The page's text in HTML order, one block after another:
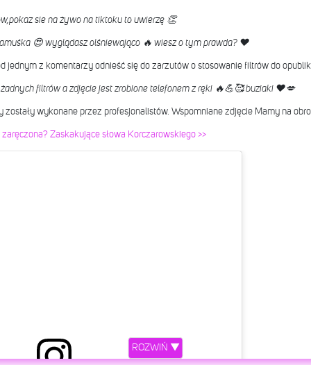
sie na żywo na tiktoku to uwierzę 👏
😍 wyglądasz olśniewająco 🔥 wiesz o tym prawda? ❤️
jednym z komentarzy odnieść się do zarzutów o stosowanie filtrów do
filtrów a zdjęcie jest zrobione telefonem z ręki 🔥💪🥰 buziaki ♥️💋
zostały wykonane przez profesjonalistów. Wspomniane zdjęcie Mamy na
Zaskakujące słowa Korczarowskiego >>
ROZWIŃ ▼